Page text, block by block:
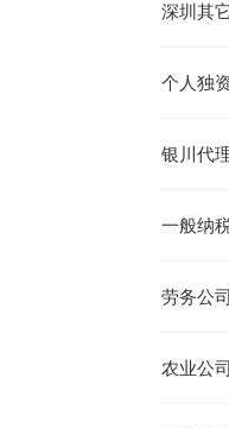
深圳其
个人独
银川代
一般纳
劳务公
农业公